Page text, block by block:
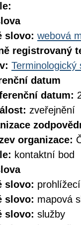
slovo: webová
registrovaný
datum
datum:
zveřejnění
organizace:
kontaktní bod
slovo:
slovo: mapová
slovo: služby